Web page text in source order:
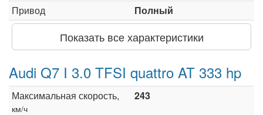
Привод
Полный
Показать все характеристики
Audi Q7 I 3.0 TFSI quattro AT 333 hp
Максимальная скорость,
км/ч
243